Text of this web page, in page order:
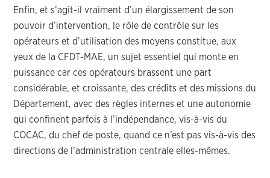
Enfin, et s’agit-il vraiment d’un élargissement de son
pouvoir d’intervention, le rôle de contrôle sur les
opérateurs et d’utilisation des moyens constitue, aux
yeux de la CFDT-MAE, un sujet essentiel qui monte en
puissance car ces opérateurs brassent une part
considérable, et croissante, des crédits et des missions du
Département, avec des règles internes et une autonomie
qui confinent parfois à l’indépendance, vis-à-vis du
COCAC, du chef de poste, quand ce n’est pas vis-à-vis des
directions de l’administration centrale elles-mêmes.